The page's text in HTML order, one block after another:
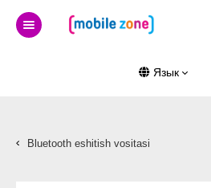
Язык
Bluetooth eshitish vositasi